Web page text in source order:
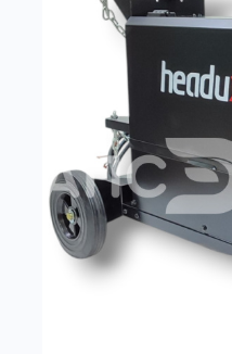
+7(351) 223-98-
заказать звонок